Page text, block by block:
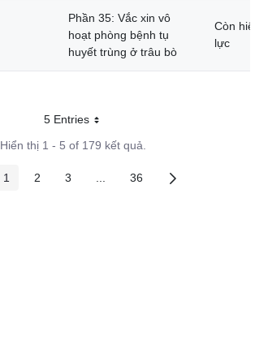
Phần 35: Vắc xin vô
hoạt phòng bệnh tụ
huyết trùng ở trâu bò
Còn
lực
5 EntriesMỗi trang
Hiển thị 1 - 5 of 179 kết quả.
Các trang trên cổng
1 Các trang trên cổng
2 Các trang trên cổng
3 Các trang trung gian
Các trang trên cổng
36